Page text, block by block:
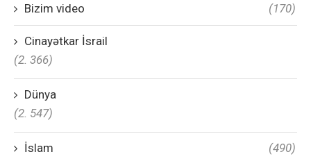
Bizim video (170)
Cinayətkar İsrail
(2. 366)
Dünya
(2. 547)
İslam (490)